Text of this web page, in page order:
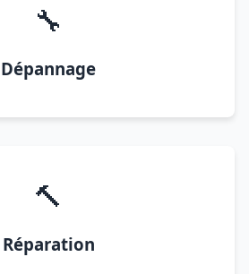
🔧
Dépannage
🔨
Réparation